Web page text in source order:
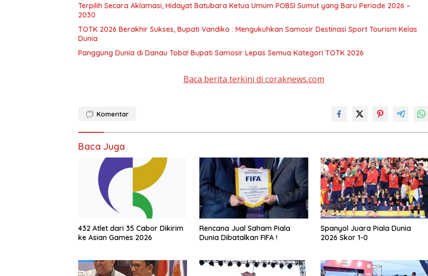
Terpilih Secara Aklamasi, Hidayat Batubara Ketua Umum POBSI Sumut yang Baru Periode 2026 –
2030
TOTK 2026 Berakhir Sukses, Bupati Vandiko : Mengukuhkan Samosir Destinasi Sport Tourism Kelas
Dunia
Panggung Dunia di Danau Toba! Bupati Samosir Lepas Semua Kategori TOTK 2026
Baca berita terkini di coraknews.com
Komentar
Baca Juga
432 Atlet dari 35 Cabor Dikirim
ke Asian Games 2026
Rencana Jual Saham Piala
Dunia Dibatalkan FIFA !
Spanyol Juara Piala Dunia
2026 Skor 1-0